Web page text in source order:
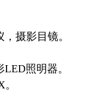
摄影目镜。
照明器。